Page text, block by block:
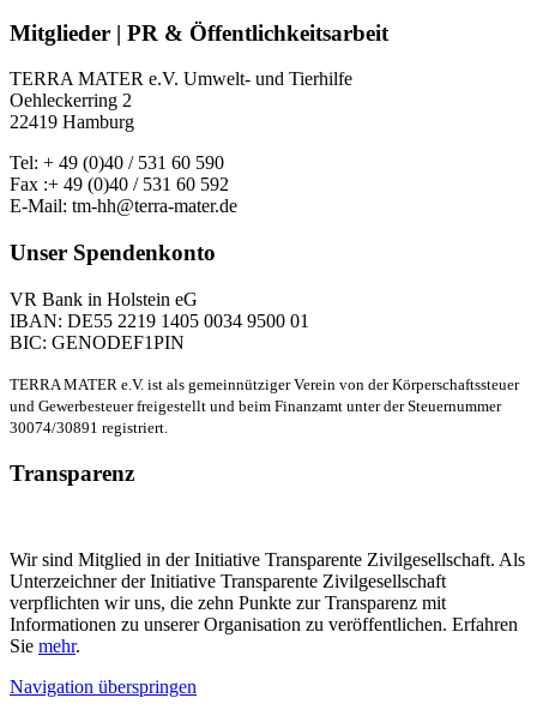
Mitglieder | PR & Öffentlichkeitsarbeit
TERRA MATER e.V. Umwelt- und Tierhilfe
Oehleckerring 2
22419 Hamburg
Tel: + 49 (0)40 / 531 60 590
Fax :+ 49 (0)40 / 531 60 592
E-Mail: tm-hh@terra-mater.de
Unser Spendenkonto
VR Bank in Holstein eG
IBAN: DE55 2219 1405 0034 9500 01
BIC: GENODEF1PIN
TERRA MATER e.V. ist als gemeinnütziger Verein von der Körperschaftssteuer
und Gewerbesteuer freigestellt und beim Finanzamt unter der Steuernummer
30074/30891 registriert.
Transparenz
Wir sind Mitglied in der Initiative Transparente Zivilgesellschaft. Als
Unterzeichner der Initiative Transparente Zivilgesellschaft
verpflichten wir uns, die zehn Punkte zur Transparenz mit
Informationen zu unserer Organisation zu veröffentlichen. Erfahren
Sie mehr.
Navigation überspringen